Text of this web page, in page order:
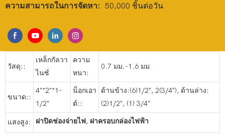
ความสามารถในการจัดหา: 50,000 ชิ้นต่อวัน
วัสดุ::
เหล็กกัลวา
ไนซ์
ความ
หนา:
0.7 มม.-1.6 มม
ขนาด::
4"*2"*1-
1/2"
น็อกเอา
ต์::
ด้านข้าง:(6)1/2", 2(3/4"), ด้านล่าง:
(2)1/2", (1) 3/4"
แสงสูง: ฝาปิดช่องจ่ายไฟ, ฝาครอบกล่องไฟฟ้า